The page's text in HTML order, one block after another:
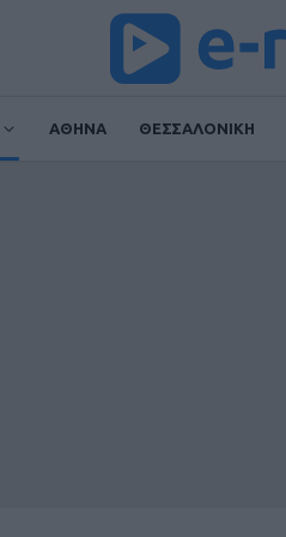
ΑΘΗΝΑ ΘΕΣΣΑΛΟΝΙΚΗ